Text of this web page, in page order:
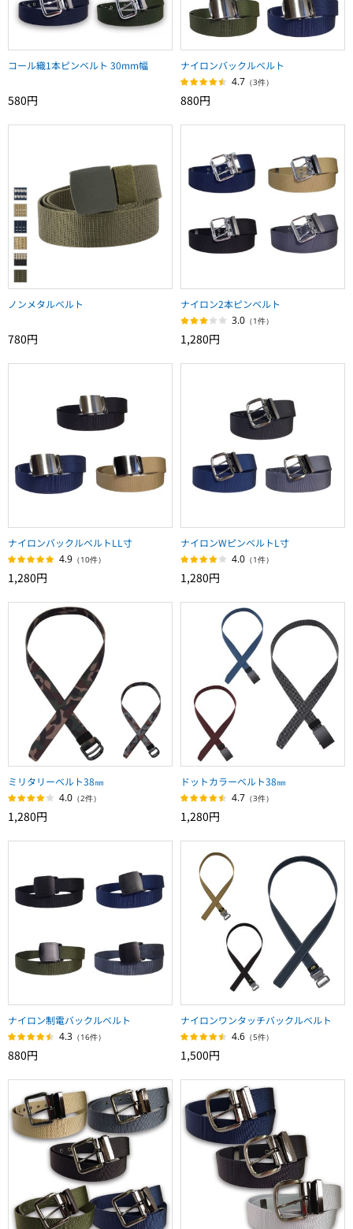
コール織1本ピンベルト 30mm幅
580円
ナイロンバックルベルト
4.7 （3件）
880円
ノンメタルベルト
780円
ナイロン2本ピンベルト
3.0 （1件）
1,280円
ナイロンバックルベルトLL寸
4.9 （10件）
1,280円
ナイロンWピンベルトL寸
4.0 （1件）
1,280円
ミリタリーベルト38㎜
4.0 （2件）
1,280円
ドットカラーベルト38㎜
4.7 （3件）
1,280円
ナイロン制電バックルベルト
4.3 （16件）
880円
ナイロンワンタッチバックルベルト
4.6 （5件）
1,500円